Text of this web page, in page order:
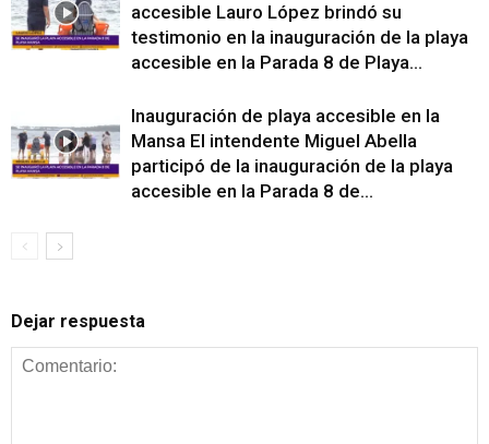
accesible Lauro López brindó su
testimonio en la inauguración de la playa
accesible en la Parada 8 de Playa...
Inauguración de playa accesible en la
Mansa El intendente Miguel Abella
participó de la inauguración de la playa
accesible en la Parada 8 de...
Dejar respuesta